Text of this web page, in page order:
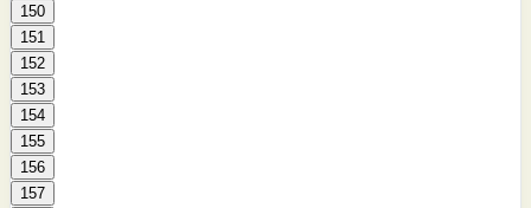
150
151
152
153
154
155
156
157